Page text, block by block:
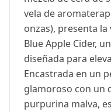
vela de
onzas), presenta
Blue Apple Cider,
diseñada para
Encastrada en un
glamoroso con un
purpurina malva,